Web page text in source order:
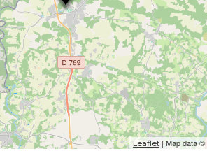
Leaflet | Map data ©